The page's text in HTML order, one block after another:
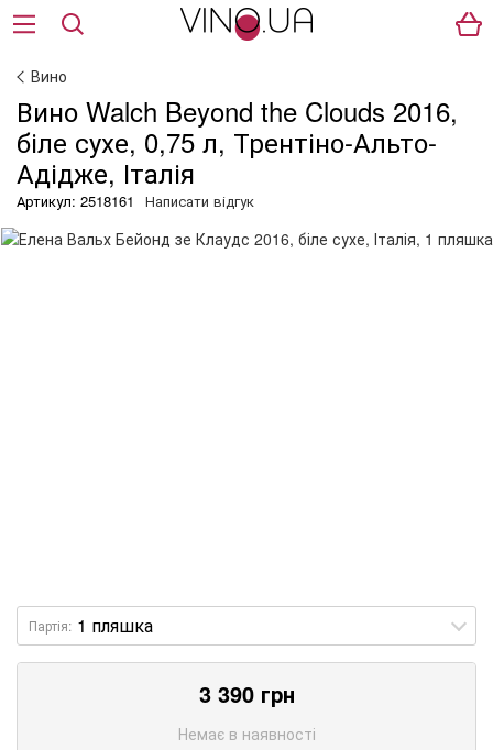
Вино
Вино Walch Beyond the Clouds 2016,
біле сухе, 0,75 л, Трентіно-Альто-
Адідже, Італія
Артикул: 2518161 Написати відгук
Партія:
3 390 грн
Немає в наявності